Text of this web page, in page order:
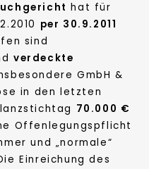
hat für
per 30.9.2011
sind
verdeckte
GmbH &
in den letzten
70.000 €
Offenlegungspflicht
und „normale“
Einreichung des